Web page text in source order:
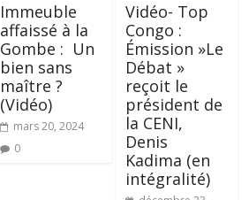
Immeuble
affaissé à la
Gombe : Un
bien sans
maître ?
(Vidéo)
mars 20, 2024
0
Vidéo- Top
Congo :
Émission »Le
Débat »
reçoit le
président de
la CENI,
Denis
Kadima (en
intégralité)